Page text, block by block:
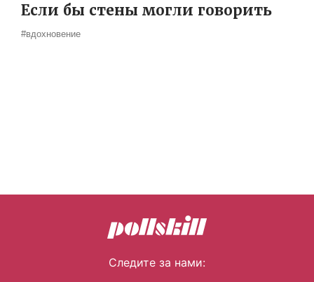
Если бы стены могли говорить
#вдохновение
Следите за нами: